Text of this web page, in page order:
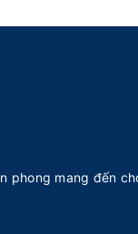
phong mang đến